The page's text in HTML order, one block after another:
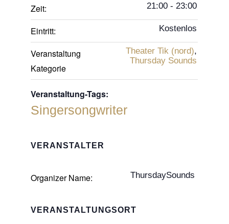
Zeit: 21:00 - 23:00
Eintritt: Kostenlos
Veranstaltung
Kategorie
Theater Tik (nord),
Thursday Sounds
Veranstaltung-Tags:
Singersongwriter
VERANSTALTUNGSORT
VERANSTALTER
Organizer Name: ThursdaySounds